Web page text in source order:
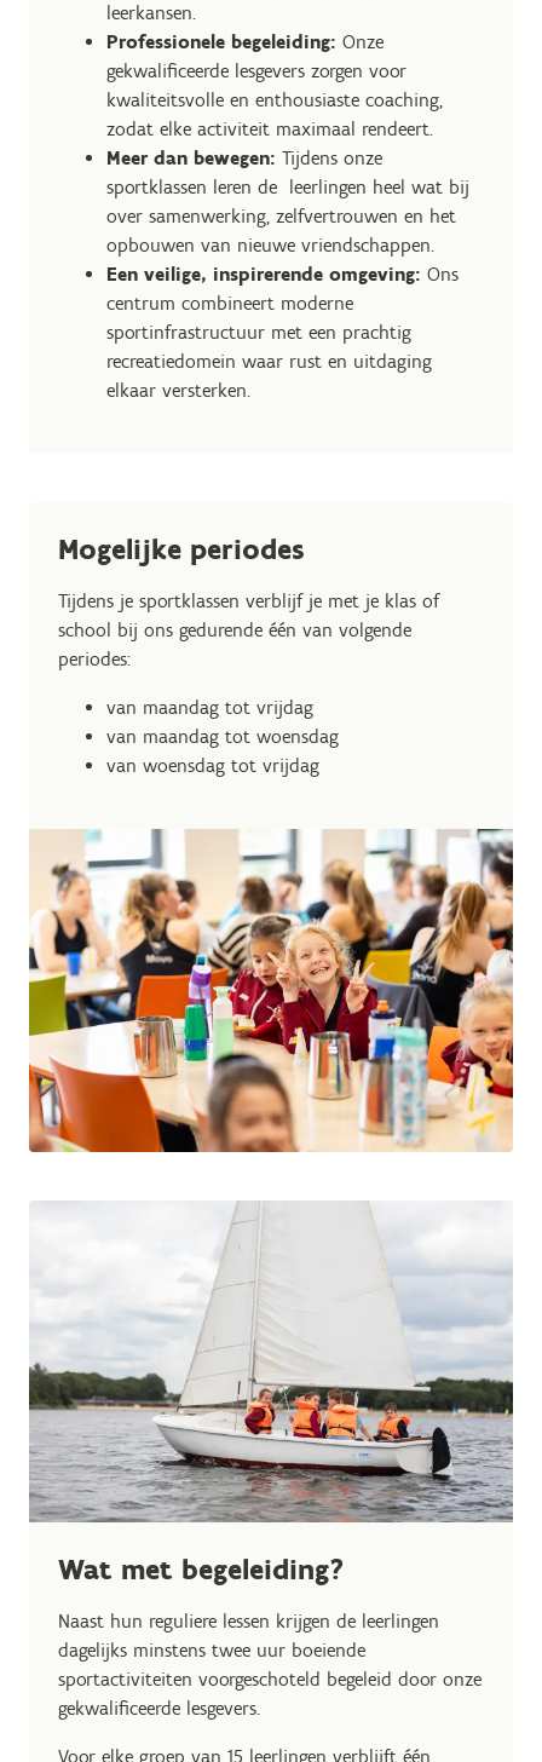
leerkansen.
Professionele begeleiding: Onze
gekwalificeerde lesgevers zorgen voor
kwaliteitsvolle en enthousiaste coaching,
zodat elke activiteit maximaal rendeert.
Meer dan bewegen: Tijdens onze
sportklassen leren de leerlingen heel wat bij
over samenwerking, zelfvertrouwen en het
opbouwen van nieuwe vriendschappen.
Een veilige, inspirerende omgeving: Ons
centrum combineert moderne
sportinfrastructuur met een prachtig
recreatiedomein waar rust en uitdaging
elkaar versterken.
Mogelijke periodes
Tijdens je sportklassen verblijf je met je klas of
school bij ons gedurende één van volgende
periodes:
van maandag tot vrijdag
van maandag tot woensdag
van woensdag tot vrijdag
Wat met begeleiding?
Naast hun reguliere lessen krijgen de leerlingen
dagelijks minstens twee uur boeiende
sportactiviteiten voorgeschoteld begeleid door onze
gekwalificeerde lesgevers.
Voor elke groep van 15 leerlingen verblijft één